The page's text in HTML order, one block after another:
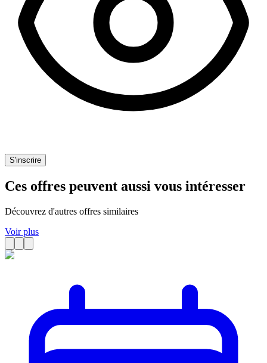
S'inscrire
Ces offres peuvent aussi vous intéresser
Découvrez d'autres offres similaires
Voir plus